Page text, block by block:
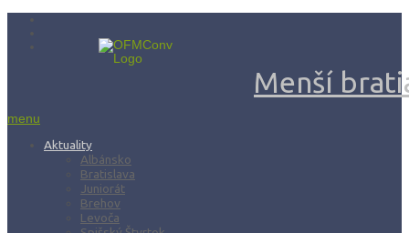
Menší
menu
Aktuality
Albánsko
Bratislava
Juniorát
Brehov
Levoča